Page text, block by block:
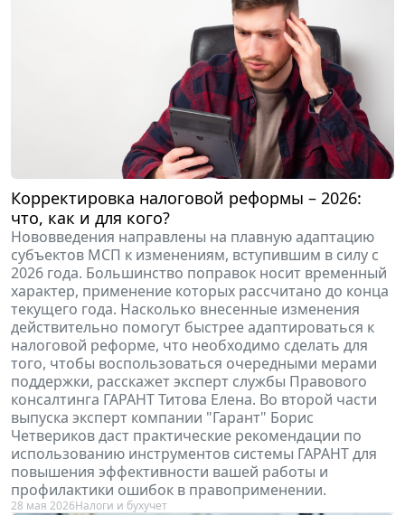
Корректировка налоговой реформы – 2026:
что, как и для кого?
Нововведения направлены на плавную адаптацию
субъектов МСП к изменениям, вступившим в силу с
2026 года. Большинство поправок носит временный
характер, применение которых рассчитано до конца
текущего года. Насколько внесенные изменения
действительно помогут быстрее адаптироваться к
налоговой реформе, что необходимо сделать для
того, чтобы воспользоваться очередными мерами
поддержки, расскажет эксперт службы Правового
консалтинга ГАРАНТ Титова Елена. Во второй части
выпуска эксперт компании "Гарант" Борис
Четвериков даст практические рекомендации по
использованию инструментов системы ГАРАНТ для
повышения эффективности вашей работы и
профилактики ошибок в правоприменении.
28 мая 2026Налоги и бухучет